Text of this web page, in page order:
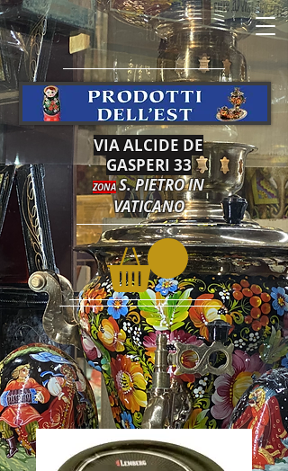
VIA ALCIDE DE
GASPERI 33
ZONA S. PIETRO IN
VATICANO